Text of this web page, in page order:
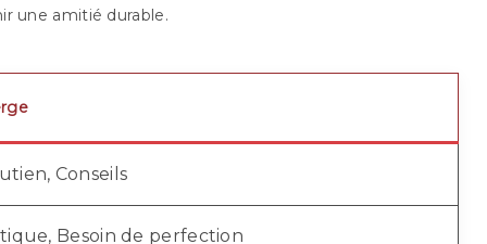
une amitié durable.
Conseils
Besoin de perfection